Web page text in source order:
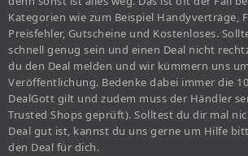
Kategorien wie zum Beispiel Handyverträge,
Preisfehler, Gutscheine und Kostenloses.
schnell genug sein und einen Deal nicht
du den Deal melden und wir kümmern uns
Veröffentlichung. Bedenke dabei immer die
DealGott gilt und zudem muss der Händler
Trusted Shops geprüft). Solltest du dir mal
Deal gut ist, kannst du uns gerne um Hilfe
den Deal für dich.